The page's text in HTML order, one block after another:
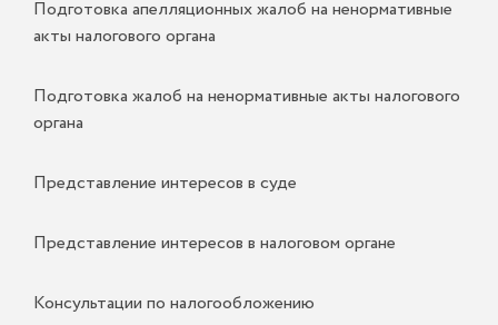
Подготовка апелляционных жалоб на ненормативные
акты налогового органа
Подготовка жалоб на ненормативные акты налогового
органа
Представление интересов в суде
Представление интересов в налоговом органе
Консультации по налогообложению